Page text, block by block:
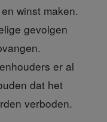
winst maken.
gevolgen
er al
dat het
verboden.